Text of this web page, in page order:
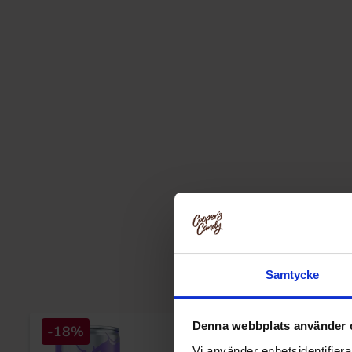
Samtycke
Denna webbplats använder
-18%